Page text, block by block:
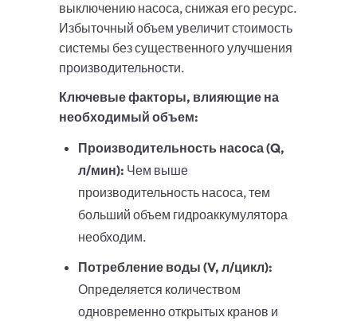
выключению насоса, снижая его ресурс.
Избыточный объем увеличит стоимость
системы без существенного улучшения
производительности.
Ключевые факторы, влияющие на
необходимый объем:
Производительность насоса (Q,
л/мин): Чем выше
производительность насоса, тем
больший объем гидроаккумулятора
необходим.
Потребление воды (V, л/цикл):
Определяется количеством
одновременно открытых кранов и